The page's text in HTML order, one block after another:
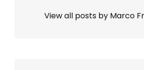
View all posts by Marco